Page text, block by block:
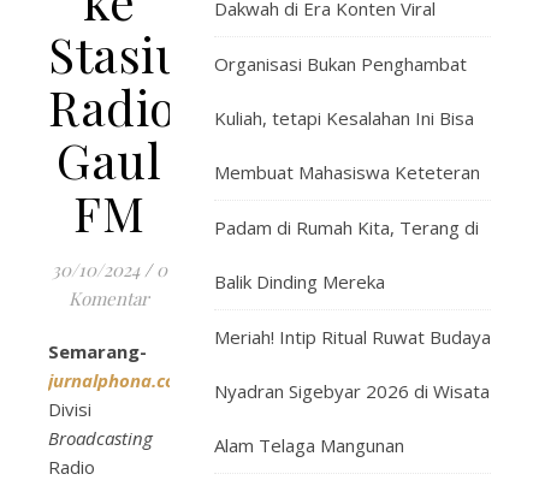
Stasiun
Radio
Gaul
FM
30/10/2024 / 0
Komentar
Semarang-
jurnalphona.com
Divisi
Broadcasting
Radio
Dakwah di Era Konten Viral
Organisasi Bukan Penghambat
Kuliah, tetapi Kesalahan Ini Bisa
Membuat Mahasiswa Keteteran
Padam di Rumah Kita, Terang di
Balik Dinding Mereka
Meriah! Intip Ritual Ruwat Budaya
Nyadran Sigebyar 2026 di Wisata
Alam Telaga Mangunan